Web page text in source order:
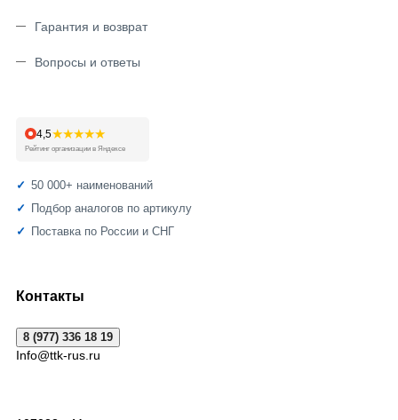
Гарантия и возврат
Вопросы и ответы
4,5★★★★★
Рейтинг организации в Яндексе
50 000+ наименований
Подбор аналогов по артикулу
Поставка по России и СНГ
Контакты
8 (977) 336 18 19
Info@ttk-rus.ru